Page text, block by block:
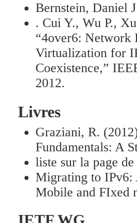
Bernstein, Daniel
. Cui Y., Wu P.,
“4over6: Network
Virtualization for
Coexistence,”
2012.
Livres
Graziani, R.
Fundamentals: A
liste sur la page
Migrating to IPv6:
Mobile and FIxed